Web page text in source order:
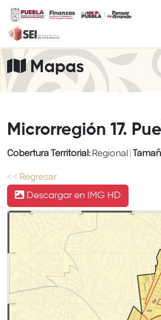
Mapas
Microrregión 17.
Cobertura Territorial:Regional|
<< Regresar
Descargar en IMG HD